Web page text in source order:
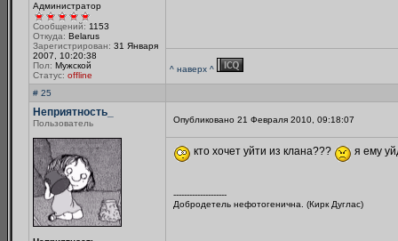
Администратор
Сообщений: 1153
Откуда: Belarus
Зарегистрирован: 31 Января
2007, 10:20:38
Пол: Мужской
Статус: offline
^ наверх ^
# 25
Неприятность_
Пользователь Опубликовано 21 Февраля 2010, 09:18:07
кто хочет уйти из клана??? я ему
--------------------
Добродетель нефотогенична. (Кирк Дуглас)